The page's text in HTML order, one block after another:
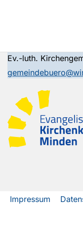
Ev.-luth.
Impressum